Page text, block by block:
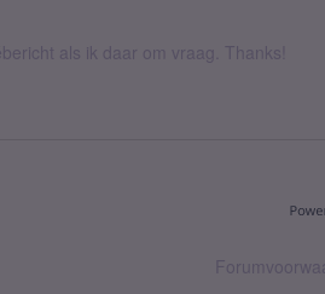
als ik daar om vraag. Thanks!